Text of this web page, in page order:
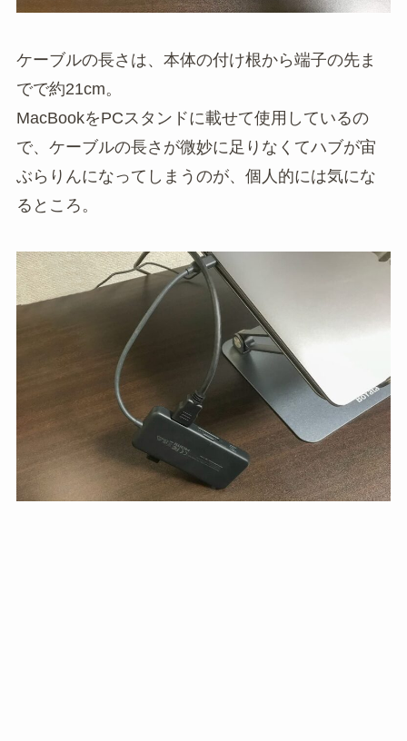
ケーブルの長さは、本体の付け根から端子の先ま
でで約21cm。
MacBookをPCスタンドに載せて使用しているの
で、ケーブルの長さが微妙に足りなくてハブが宙
ぶらりんになってしまうのが、個人的には気にな
るところ。